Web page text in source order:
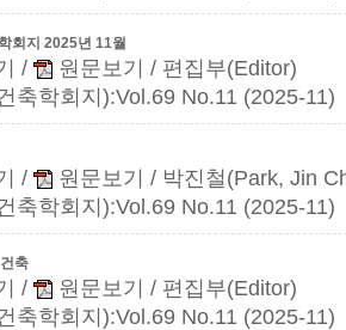
회지 2025년 11월
/ 원문보기
/ 편집부(Editor)
축학회지):Vol.69 No.11 (2025-11)
/ 원문보기
/ 박진철(Park, Jin
축학회지):Vol.69 No.11 (2025-11)
축
/ 원문보기
/ 편집부(Editor)
축학회지):Vol.69 No.11 (2025-11)